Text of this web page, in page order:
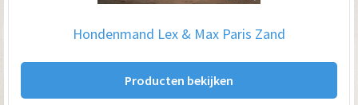
Hondenmand Lex & Max Paris Zand
Producten bekijken